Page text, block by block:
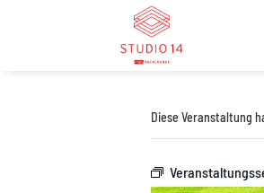
Diese Veranstaltung